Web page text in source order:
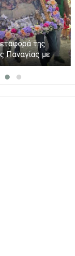
της
Παναγίας με
νησάκι.